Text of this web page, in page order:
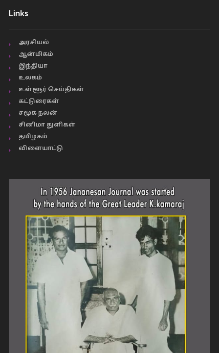
Links
அரசியல்
ஆன்மிகம்
இந்தியா
உலகம்
உள்ளூர் செய்திகள்
கட்டுரைகள்
சமூக நலன்
சினிமா துளிகள்
தமிழகம்
விளையாட்டு